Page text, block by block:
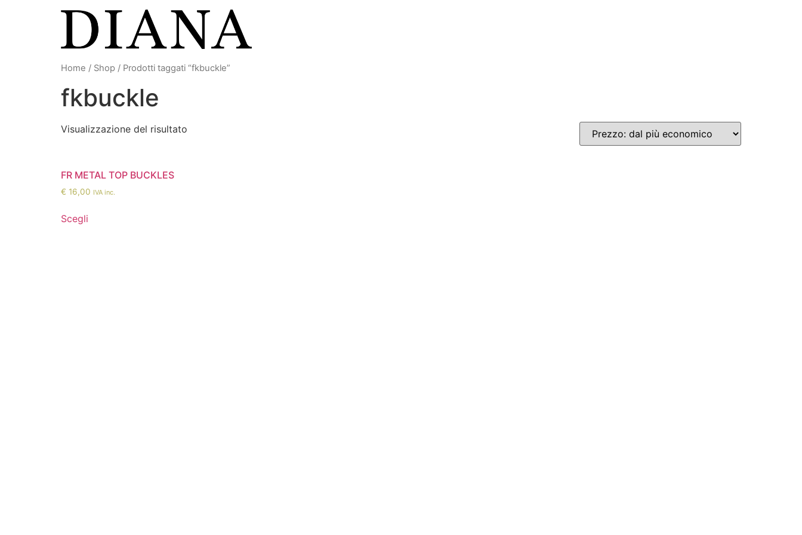
Home / Shop / Prodotti taggati “fkbuckle”
fkbuckle
Visualizzazione del risultato
FR METAL TOP BUCKLES
€ 16,00 IVA inc.
Scegli